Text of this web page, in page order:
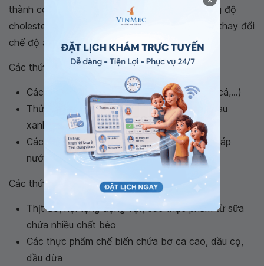
thành có yếu tố nguy cơ thấp. Để làm giảm nồng độ
cholesterol một cách hiệu quả cần kết hợp giữa thay đổi
chế độ ăn và thay đổi lối sống.
Các thức ăn tốt nên ăn là:
Các nguồn proteintốt từ thịt nạc (thịt gà, cá,...)
Thức ăn chứa nhiều chất xơ như: hoa quả, rau
xanh, và ngũ cốc nguyên hạt
Các thức ăn được chế biến bằng phương pháp
nướng, hấp, luộc,... thay vì chiên xào
Các thức ăn nên hạn chế ăn là:
Thịt đỏ, nội tạng động vật, các thực phẩm từ sữa
chứa nhiều chất béo
Các thực phẩm chế biến chứa bơ ca cao, dầu cọ,
dầu dừa